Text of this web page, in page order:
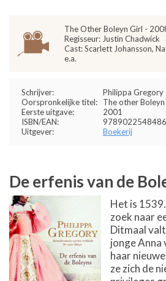
The Other Boleyn Girl -
Regisseur: Justin Chadwick
Cast: Scarlett Johansson,
e.a.
Schrijver:
Philippa Gregory
Oorspronkelijke titel:
The other Boleyn
Eerste uitgave:
2001
ISBN/EAN:
9789022548486
Uitgever:
Boekerij
De erfenis van de
Het is
zoek naar
Ditmaal
jonge Anna
haar
ze zich de